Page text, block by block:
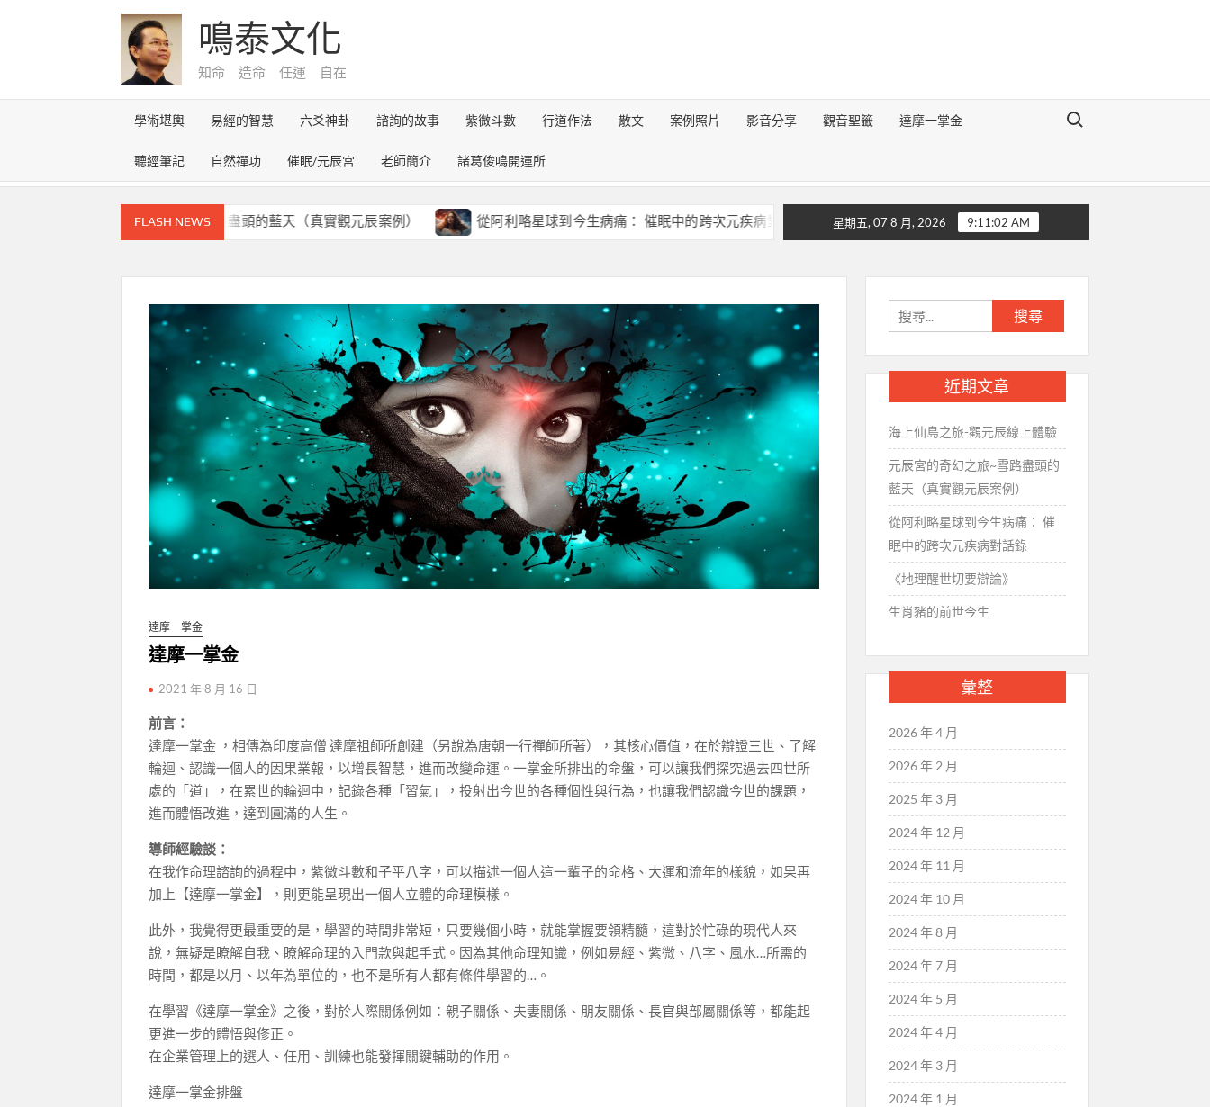
鳴泰文化
知命 造命 任運 自在
學術堪輿 易經的智慧 六爻神卦 諮詢的故事 紫微斗數 行道作法 散文 案例照片 影音分享 觀音聖籤 達摩一掌金
聽經筆記 自然禪功 催眠/元辰宮 老師簡介 諸葛俊鳴開運所
Search for:
FLASH NEWS
元辰宮的奇幻之旅~雪路盡頭的藍天（真實觀元辰案例） 從阿利略星球到今生病痛： 催眠中的跨次元疾病對話錄 《地理醒世切要辯論》 生肖豬的前世今生
星期五, 07 8 月, 2026 9:11:03 AM
達摩一掌金
達摩一掌金
2021 年 8 月 16 日
前言：
達摩一掌金 ，相傳為印度高僧 達摩祖師所創建（另說為唐朝一行禪師所著），其核心價值，在於辯證三世、了解
輪迴、認識一個人的因果業報，以增長智慧，進而改變命運。一掌金所排出的命盤，可以讓我們探究過去四世所
處的「道」，在累世的輪迴中，記錄各種「習氣」，投射出今世的各種個性與行為，也讓我們認識今世的課題，
進而體悟改進，達到圓滿的人生。
導師經驗談：
在我作命理諮詢的過程中，紫微斗數和子平八字，可以描述一個人這一輩子的命格、大運和流年的樣貌，如果再
加上【達摩一掌金】，則更能呈現出一個人立體的命理模樣。
此外，我覺得更最重要的是，學習的時間非常短，只要幾個小時，就能掌握要領精髓，這對於忙碌的現代人來
說，無疑是瞭解自我、瞭解命理的入門款與起手式。因為其他命理知識，例如易經、紫微、八字、風水…所需的
時間，都是以月、以年為單位的，也不是所有人都有條件學習的…。
在學習《達摩一掌金》之後，對於人際關係例如：親子關係、夫妻關係、朋友關係、長官與部屬關係等，都能起
更進一步的體悟與俢正。
在企業管理上的選人、任用、訓練也能發揮關鍵輔助的作用。
達摩一掌金排盤
尋
關
鍵
字:
近期文章
海上仙島之旅-觀元辰線上體驗
元辰宮的奇幻之旅~雪路盡頭的
藍天（真實觀元辰案例）
從阿利略星球到今生病痛： 催
眠中的跨次元疾病對話錄
《地理醒世切要辯論》
生肖豬的前世今生
彙整
2026 年 4 月
2026 年 2 月
2025 年 3 月
2024 年 12 月
2024 年 11 月
2024 年 10 月
2024 年 8 月
2024 年 7 月
2024 年 5 月
2024 年 4 月
2024 年 3 月
2024 年 1 月